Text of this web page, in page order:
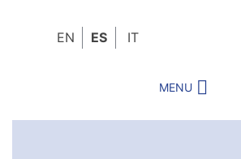
EN ES IT
MENU